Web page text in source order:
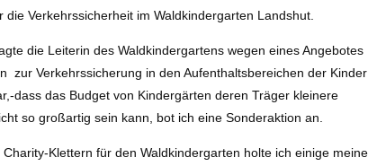
Verkehrssicherheit im Waldkindergarten Landshut.
die Leiterin des Waldkindergartens wegen eines Angebotes
zur Verkehrssicherung in den Aufenthaltsbereichen der Kinder
dass das Budget von Kindergärten deren Träger kleinere
so großartig sein kann, bot ich eine Sonderaktion an.
Klettern für den Waldkindergarten holte ich einige